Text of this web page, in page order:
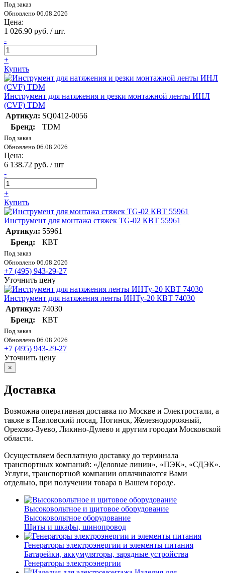
Под заказ
Обновлено 06.08.2026
Цена:
1 026.90 руб. / шт.
-
+
Купить
Инструмент для натяжения и резки монтажной ленты ИНЛ
(CVF) TDM
Артикул: SQ0412-0056
Бренд:
TDM
Под заказ
Обновлено 06.08.2026
Цена:
6 138.72 руб. / шт
-
+
Купить
Инструмент для монтажа стяжек TG-02 КВТ 55961
Артикул: 55961
Бренд:
КВТ
Под заказ
Обновлено 06.08.2026
+7 (495) 943-29-27
Уточнить цену
Инструмент для натяжения ленты ИНТу-20 КВТ 74030
Артикул: 74030
Бренд:
КВТ
Под заказ
Обновлено 06.08.2026
+7 (495) 943-29-27
Уточнить цену
×
Доставка
Возможна оперативная доставка по Москве и Электростали, а
также в Павловский посад, Ногинск, Железнодорожный,
Орехово-Зуево, Ликино-Дулево и другим городам Московской
области.
Осуществляем бесплатную доставку до терминала
транспортных компаний: «Деловые линии», «ПЭК», «СДЭК».
Услуги, транспортной компании оплачиваются Вами
отдельно, при получении товара в Вашем городе.
Высоковольтное и щитовое оборудование
Высоковольтное оборудование
Щиты и шкафы, шинопровод
Генераторы электроэнергии и элементы питания
Батарейки, аккумуляторы, зарядные устройства
Генераторы электроэнергии